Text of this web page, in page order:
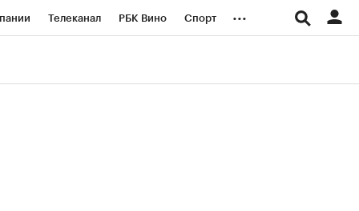
Телеканал РБК Вино Спорт ...